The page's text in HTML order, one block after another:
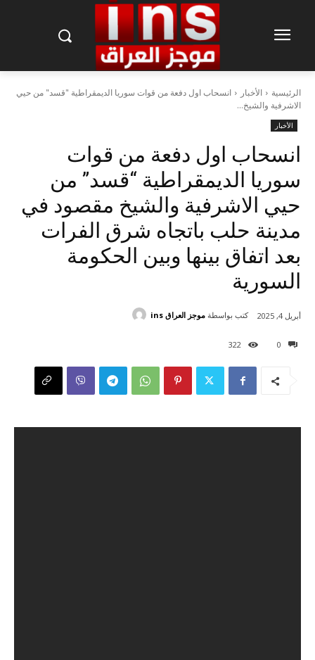
الرئيسية الأخبار
انسحاب اول دفعة من قوات سوريا الديمقراطية "قسد" من حيي
الاشرفية والشيخ...
الأخبار
انسحاب اول دفعة من قوات
سوريا الديمقراطية “قسد” من
حيي الاشرفية والشيخ مقصود في
مدينة حلب باتجاه شرق الفرات
بعد اتفاق بينها وبين الحكومة
السورية
0
322
أبريل 4, 2025 كتب بواسطة موجز العراق ins